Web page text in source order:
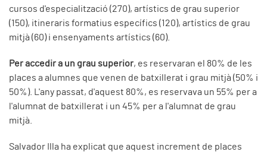
cursos d'especialització (270), artístics de grau superior
(150), itineraris formatius específics (120), artístics de grau
mitjà (60) i ensenyaments artístics (60).
Per accedir a un grau superior, es reservaran el 80% de les
places a alumnes que venen de batxillerat i grau mitjà (50% i
50%). L'any passat, d'aquest 80%, es reservava un 55% per a
l'alumnat de batxillerat i un 45% per a l'alumnat de grau
mitjà.
Salvador Illa ha explicat que aquest increment de places